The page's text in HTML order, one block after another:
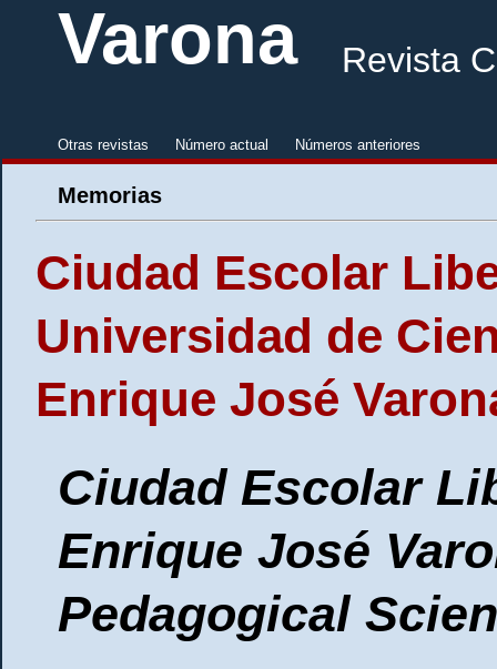
Varona Revista
Otras revistas Número actual Números anteriores
Memorias
Ciudad Escolar
Universidad de
Enrique José
Ciudad Escolar
Enrique José
Pedagogical